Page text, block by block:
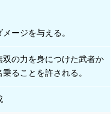
ージを与える。
の力を身につけた武者か
ることを許される。